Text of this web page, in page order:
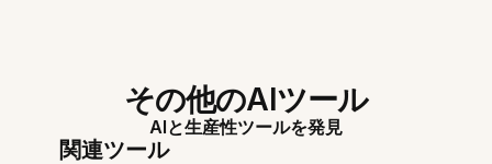
その他のAIツール
AIと生産性ツールを発見
関連ツール